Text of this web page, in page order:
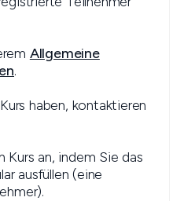
Allgemeine
.
haben, kontaktieren
Kurs an, indem Sie das
ausfüllen (eine